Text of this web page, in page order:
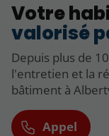
Votre
valorisé
Depuis plus de
l'entretien et la
bâtiment à
Appel